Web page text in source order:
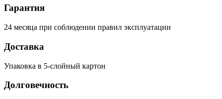
Гарантия
24 месяца при соблюдении правил эксплуатации
Доставка
Упаковка в 5-слойный картон
Долговечность